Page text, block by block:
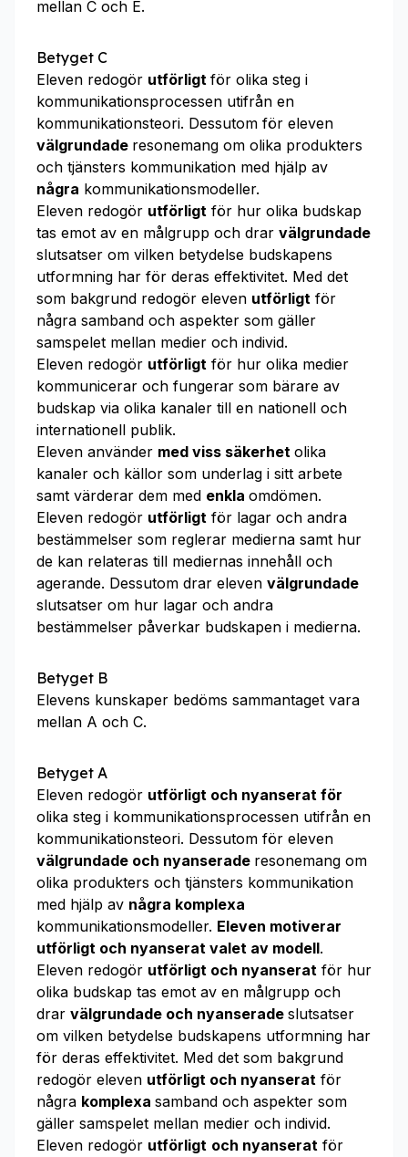
mellan C och E.
Betyget C
Eleven redogör utförligt för olika steg i
kommunikationsprocessen utifrån en
kommunikationsteori. Dessutom för eleven
välgrundade resonemang om olika produkters
och tjänsters kommunikation med hjälp av
några kommunikationsmodeller.
Eleven redogör utförligt för hur olika budskap
tas emot av en målgrupp och drar välgrundade
slutsatser om vilken betydelse budskapens
utformning har för deras effektivitet. Med det
som bakgrund redogör eleven utförligt för
några samband och aspekter som gäller
samspelet mellan medier och individ.
Eleven redogör utförligt för hur olika medier
kommunicerar och fungerar som bärare av
budskap via olika kanaler till en nationell och
internationell publik.
Eleven använder med viss säkerhet olika
kanaler och källor som underlag i sitt arbete
samt värderar dem med enkla omdömen.
Eleven redogör utförligt för lagar och andra
bestämmelser som reglerar medierna samt hur
de kan relateras till mediernas innehåll och
agerande. Dessutom drar eleven välgrundade
slutsatser om hur lagar och andra
bestämmelser påverkar budskapen i medierna.
Betyget B
Elevens kunskaper bedöms sammantaget vara
mellan A och C.
Betyget A
Eleven redogör utförligt och nyanserat för
olika steg i kommunikationsprocessen utifrån en
kommunikationsteori. Dessutom för eleven
välgrundade och nyanserade resonemang om
olika produkters och tjänsters kommunikation
med hjälp av några komplexa
kommunikationsmodeller. Eleven motiverar
utförligt och nyanserat valet av modell.
Eleven redogör utförligt och nyanserat för hur
olika budskap tas emot av en målgrupp och
drar välgrundade och nyanserade slutsatser
om vilken betydelse budskapens utformning har
för deras effektivitet. Med det som bakgrund
redogör eleven utförligt och nyanserat för
några komplexa samband och aspekter som
gäller samspelet mellan medier och individ.
Eleven redogör utförligt och nyanserat för